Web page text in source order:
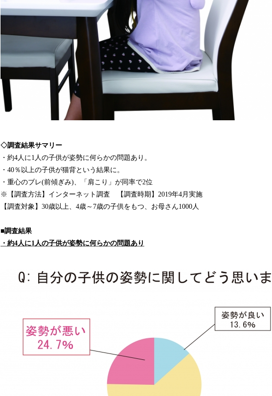
◇調査結果サマリー
・約4人に1人の子供が姿勢に何らかの問題あり。
・40％以上の子供が猫背という結果に。
・重心のブレ(前傾ぎみ)、「肩こり」が同率で2位
※【調査方法】インターネット調査 【調査時期】2019年4月実施
【調査対象】30歳以上、4歳～7歳の子供をもつ、お母さん1000人
■調査結果
・約4人に1人の子供が姿勢に何らかの問題あり